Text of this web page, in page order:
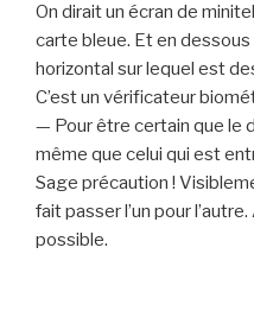
On dirait un écran de
carte bleue. Et en
horizontal sur lequel est
C’est un vérificateur
— Pour être certain que le
même que celui qui est
Sage précaution !
fait passer l’un pour
possible.